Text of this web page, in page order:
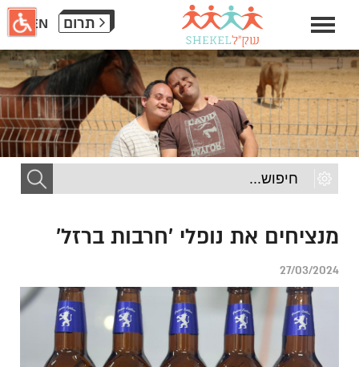
דף
אינטרנט,
לחץ
אנטר
כדי
לעבור
לאזור
תרום EN
מנציחים את נופלי 'חרבות ברזל'
27/03/2024